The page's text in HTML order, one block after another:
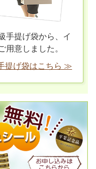
手提げ袋から、イ
用意しました。
提げ袋はこちら ≫